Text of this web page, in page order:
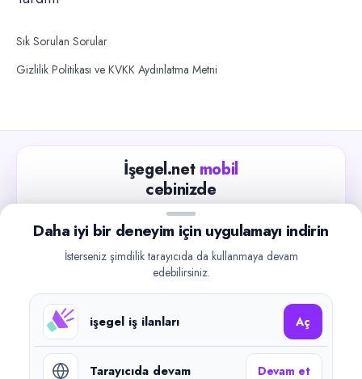
Sık Sorulan Sorular
Gizlilik Politikası ve KVKK Aydınlatma Metni
İşegel.net mobil
cebinizde
Güncel iş ilanlarını takip edin, işverenlerle hızlıca
iletişime geçin.
Google Play
©2026işegel.net. Tüm hakları saklıdır.
Daha iyi bir deneyim için uygulamayı indirin
İsterseniz şimdilik tarayıcıda da kullanmaya devam
edebilirsiniz.
işegel iş ilanları Aç
Tarayıcıda devam Devam et